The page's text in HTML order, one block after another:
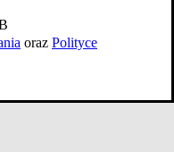
oraz Polityce